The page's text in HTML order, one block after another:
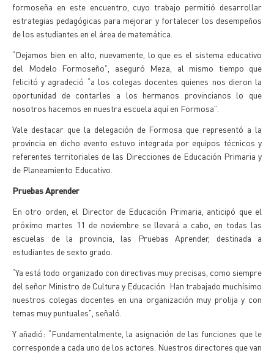
formoseña en este encuentro, cuyo trabajo permitió desarrollar
estrategias pedagógicas para mejorar y fortalecer los desempeños
de los estudiantes en el área de matemática.
“Dejamos bien en alto, nuevamente, lo que es el sistema educativo
del Modelo Formoseño”, aseguró Meza, al mismo tiempo que
felicitó y agradeció “a los colegas docentes quienes nos dieron la
oportunidad de contarles a los hermanos provincianos lo que
nosotros hacemos en nuestra escuela aquí en Formosa”.
Vale destacar que la delegación de Formosa que representó a la
provincia en dicho evento estuvo integrada por equipos técnicos y
referentes territoriales de las Direcciones de Educación Primaria y
de Planeamiento Educativo.
Pruebas Aprender
En otro orden, el Director de Educación Primaria, anticipó que el
próximo martes 11 de noviembre se llevará a cabo, en todas las
escuelas de la provincia, las Pruebas Aprender, destinada a
estudiantes de sexto grado.
“Ya está todo organizado con directivas muy precisas, como siempre
del señor Ministro de Cultura y Educación. Han trabajado muchísimo
nuestros colegas docentes en una organización muy prolija y con
temas muy puntuales”, señaló.
Y añadió: “Fundamentalmente, la asignación de las funciones que le
corresponde a cada uno de los actores. Nuestros directores que van